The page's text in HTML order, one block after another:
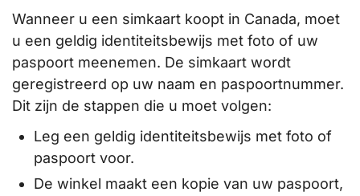
Wanneer u een simkaart koopt in Canada, moet
u een geldig identiteitsbewijs met foto of uw
paspoort meenemen. De simkaart wordt
geregistreerd op uw naam en paspoortnummer.
Dit zijn de stappen die u moet volgen:
Leg een geldig identiteitsbewijs met foto of
paspoort voor.
De winkel maakt een kopie van uw paspoort,